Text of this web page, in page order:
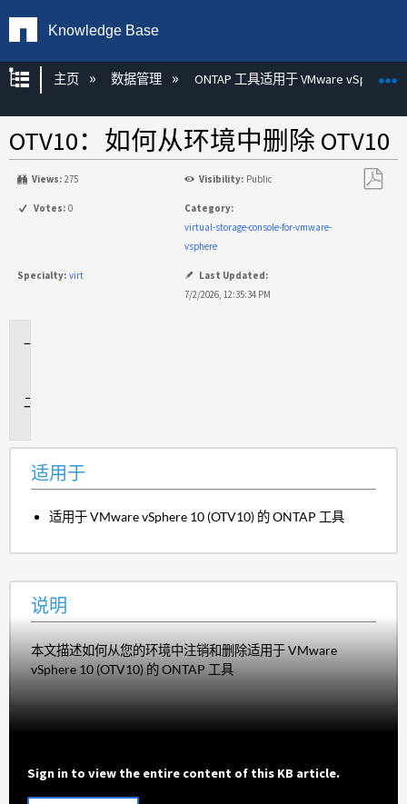
Knowledge Base
扩展/隐缩全局层次
主页 数据管理 ONTAP 工具适用于 VMware vSphere
OTV10：如何从环境中删除 OTV10
Views: 275 Visibility: Public
Votes: 0
Category:
virtual-storage-console-for-vmware-
vsphere
Specialty: virt
Last Updated:
7/2/2026, 12:35:34 PM
适用于
适用于 VMware vSphere 10 (OTV10) 的 ONTAP 工具
说明
本文描述如何从您的环境中注销和删除适用于 VMware
vSphere 10 (OTV10) 的 ONTAP 工具
Sign in to view the entire content of this KB article.